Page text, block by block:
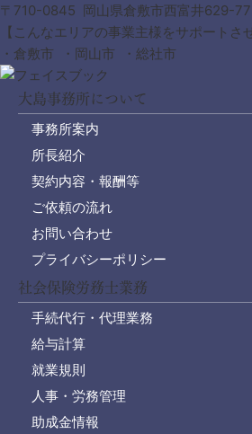
〒710-0845 岡山県倉敷市西富井629-77
【こんなエリアの事業主様をサポートさ
・倉敷市 ・岡山市 ・総社市
大島事務所について
事務所案内
所長紹介
契約内容・報酬等
ご依頼の流れ
お問い合わせ
プライバシーポリシー
社会保険労務士業務
手続代行・代理業務
給与計算
就業規則
人事・労務管理
助成金情報